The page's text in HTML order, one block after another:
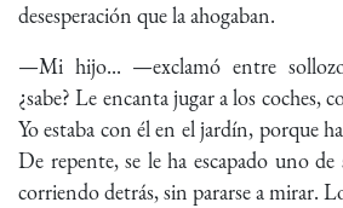
desesperación que la ahogaban.
—Mi hijo... —exclamó entre
¿sabe? Le encanta jugar a los coches,
Yo estaba con él en el jardín, porque
De repente, se le ha escapado uno de
corriendo detrás, sin pararse a mirar.